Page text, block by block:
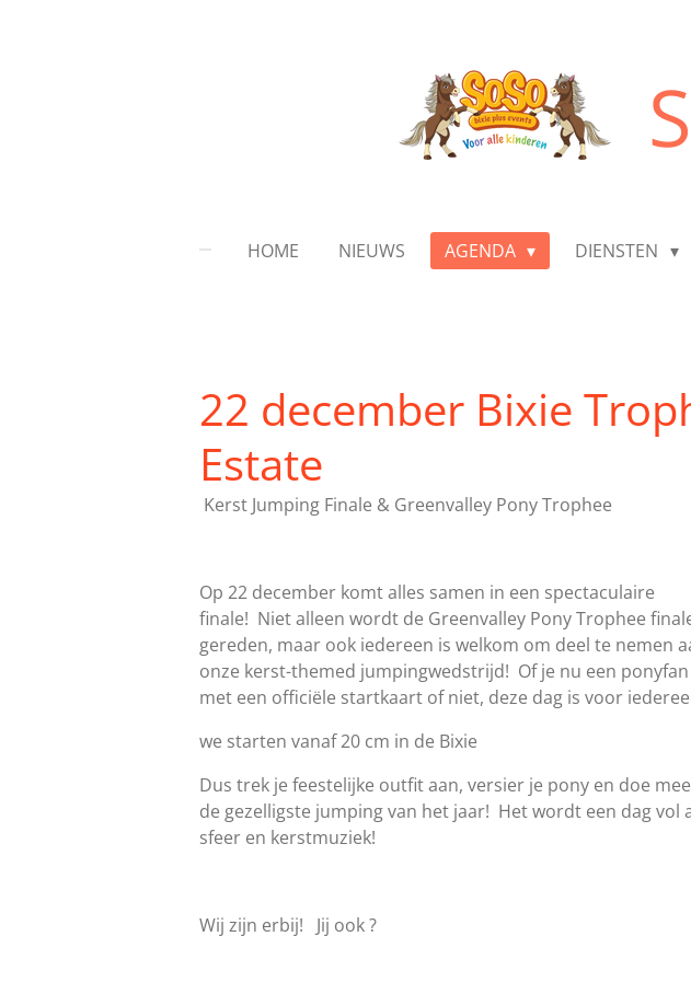
HOME NIEUWS AGENDA DIENSTEN
22 december Bixie
Estate
Kerst Jumping Finale & Greenvalley Pony Trophee
Op 22 december komt alles samen in een spectaculaire
finale! Niet alleen wordt de Greenvalley Pony Trophee
gereden, maar ook iedereen is welkom om deel te nemen
onze kerst-themed jumpingwedstrijd! Of je nu een
met een officiële startkaart of niet, deze dag is voor
we starten vanaf 20 cm in de Bixie
Dus trek je feestelijke outfit aan, versier je pony en doe
de gezelligste jumping van het jaar! Het wordt een dag vol
sfeer en kerstmuziek!
Wij zijn erbij! Jij ook ?